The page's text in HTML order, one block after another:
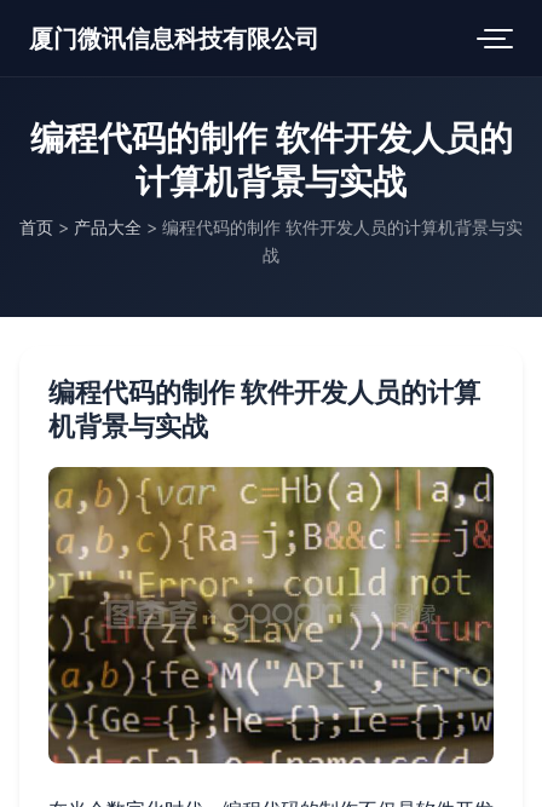
厦门微讯信息科技有限公司
编程代码的制作 软件开发人员的
计算机背景与实战
首页 > 产品大全 > 编程代码的制作 软件开发人员的计算机背景与实
战
编程代码的制作 软件开发人员的计算
机背景与实战